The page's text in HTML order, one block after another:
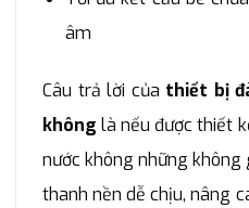
âm
Câu trả lời của thiết bị
không là nếu được thiết
nước không những
thanh nền dễ chịu, nâng